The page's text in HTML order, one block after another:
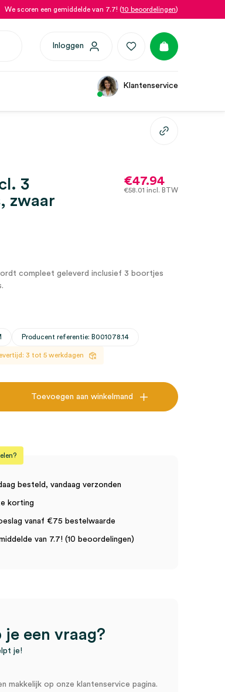
We scoren een gemiddelde van 7.7! (10 beoordelingen)
Inloggen
Klantenservice
3
zwaar
€47.94
€58.01 incl. BTW
compleet geleverd inclusief 3 boortjes
Producent referentie: B001078.14
3 tot 5 werkdagen
Toevoegen aan winkelmand
besteld, vandaag verzonden
korting
vanaf €75 bestelwaarde
van 7.7! (10 beoordelingen)
je een vraag?
je!
makkelijk op onze klantenservice pagina.